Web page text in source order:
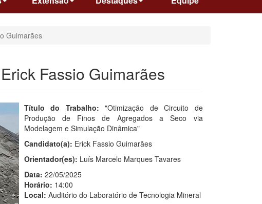
Guimarães
Fassio Guimarães
Título do Trabalho: "Otimização de Circuito de
Produção de Finos de Agregados a Seco via
Modelagem e Simulação Dinâmica"
Candidato(a): Erick Fassio Guimarães
Orientador(es): Luís Marcelo Marques Tavares
Data: 22/05/2025
Horário: 14:00
Local: Auditório do Laboratório de Tecnologia Mineral